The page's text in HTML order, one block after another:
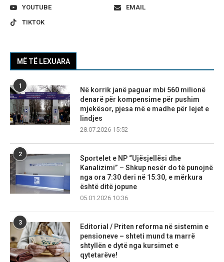
YOUTUBE
EMAIL
TIKTOK
MË TË LEXUARA
1
Në korrik janë paguar mbi 560 milionë
denarë për kompensime për pushim
mjekësor, pjesa më e madhe për lejet e
lindjes
28.07.2026 15:52
2
Sportelet e NP “Ujësjellësi dhe
Kanalizimi” – Shkup nesër do të punojnë
nga ora 7:30 deri në 15:30, e mërkura
është ditë jopune
05.01.2026 10:36
3
Editorial / Priten reforma në sistemin e
pensioneve – shteti mund ta marrë
shtyllën e dytë nga kursimet e
qytetarëve!